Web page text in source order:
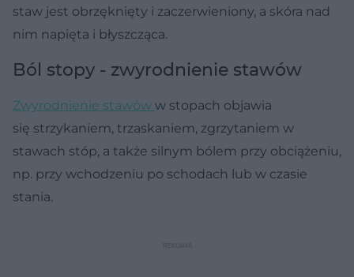
staw jest obrzęknięty i zaczerwieniony, a skóra nad
nim napięta i błyszcząca.
Ból stopy - zwyrodnienie stawów
Zwyrodnienie stawów w stopach objawia
się strzykaniem, trzaskaniem, zgrzytaniem w
stawach stóp, a także silnym bólem przy obciążeniu,
np. przy wchodzeniu po schodach lub w czasie
stania.